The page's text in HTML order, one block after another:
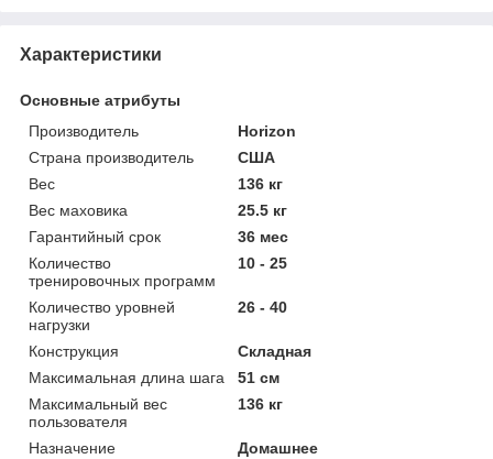
Характеристики
Основные атрибуты
Производитель
Horizon
Страна производитель
США
Вес
136 кг
Вес маховика
25.5 кг
Гарантийный срок
36 мес
Количество
тренировочных программ
10 - 25
Количество уровней
нагрузки
26 - 40
Конструкция
Складная
Максимальная длина шага
51 см
Максимальный вес
пользователя
136 кг
Назначение
Домашнее